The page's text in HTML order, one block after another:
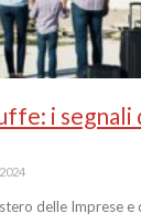
i segnali
delle Imprese e